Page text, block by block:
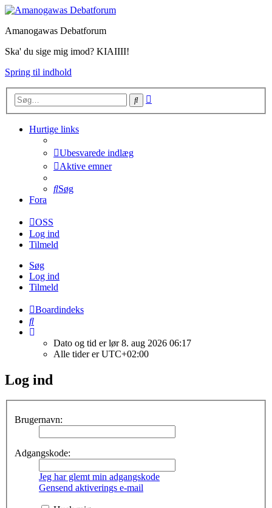
Amanogawas Debatforum
Ska' du sige mig imod? KIAIIII!
Spring til indhold
Søg
Hurtige links
Ubesvarede indlæg
Aktive emner
Søg
Fora
OSS
Log ind
Tilmeld
Søg
Log ind
Tilmeld
Boardindeks
Søg
Dato og tid er lør 8. aug 2026 06:17
Alle tider erUTC+02:00
Log ind
Brugernavn:
Adgangskode:
Jeg har glemt min adgangskode
Gensend aktiverings e-mail